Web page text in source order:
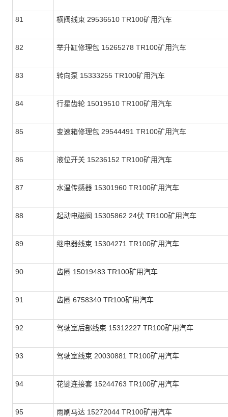
81 横阀线束 29536510 TR100矿用汽车
82 举升缸修理包 15265278 TR100矿用汽车
83 转向泵 15333255 TR100矿用汽车
84 行星齿轮 15019510 TR100矿用汽车
85 变速箱修理包 29544491 TR100矿用汽车
86 液位开关 15236152 TR100矿用汽车
87 水温传感器 15301960 TR100矿用汽车
88 起动电磁阀 15305862 24伏 TR100矿用汽车
89 继电器线束 15304271 TR100矿用汽车
90 齿圈 15019483 TR100矿用汽车
91 齿圈 6758340 TR100矿用汽车
92 驾驶室后部线束 15312227 TR100矿用汽车
93 驾驶室线束 20030881 TR100矿用汽车
94 花键连接套 15244763 TR100矿用汽车
95 雨刷马达 15272044 TR100矿用汽车